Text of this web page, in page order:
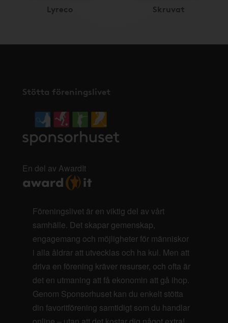
Lyreco Skruvat
Stötta föreningslivet
En del av AwardIt
Föreningslivet är en viktig del av vårt
samhälle. Det skapar gemenskap,
engagemang och möjligheter för människor
i alla åldrar att utvecklas och ha kul. Men att
driva en förening kräver resurser, och ofta är
det en utmaning att få ekonomin att gå ihop.
Genom Sponsorhuset kan du enkelt stötta
din favoritförening samtidigt som du handlar